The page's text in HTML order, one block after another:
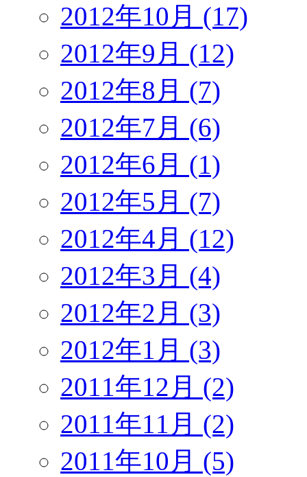
2012年10月 (17)
2012年9月 (12)
2012年8月 (7)
2012年7月 (6)
2012年6月 (1)
2012年5月 (7)
2012年4月 (12)
2012年3月 (4)
2012年2月 (3)
2012年1月 (3)
2011年12月 (2)
2011年11月 (2)
2011年10月 (5)